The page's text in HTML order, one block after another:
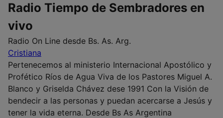
Radio Tiempo de Sembradores en
vivo
Radio On Line desde Bs. As. Arg.
Cristiana
Pertenecemos al ministerio Internacional Apostólico y
Profético Ríos de Agua Viva de los Pastores Miguel A.
Blanco y Griselda Chávez dese 1991 Con la Visión de
bendecir a las personas y puedan acercarse a Jesús y
tener la vida eterna. Desde Bs As Argentina